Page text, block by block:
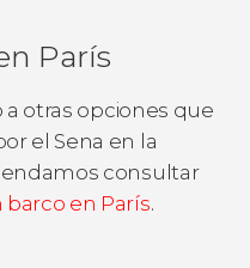
París
a otras opciones que
el Sena en la
consultar
barco en París.